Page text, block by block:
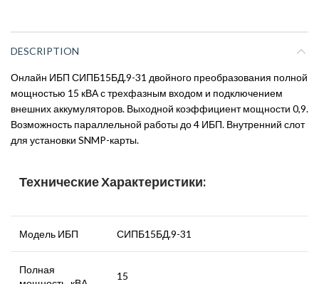
DESCRIPTION
Онлайн ИБП СИПБ15БД.9-31 двойного преобразования полной
мощностью 15 кВА с трехфазным входом и подключением
внешних аккумуляторов. Выходной коэффициент мощности 0,9.
Возможность параллельной работы до 4 ИБП. Внутренний слот
для установки SNMP-карты.
Технические Характеристики:
Модель ИБП СИПБ15БД.9-31
Полная
15